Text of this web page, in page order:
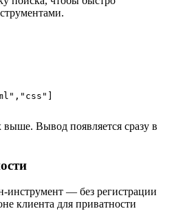
Вывод появляется сразу в
— без регистрации
клиента для приватности